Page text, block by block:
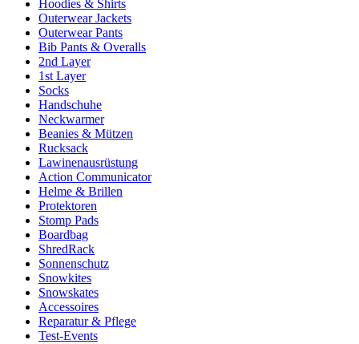
Hoodies & Shirts
Outerwear Jackets
Outerwear Pants
Bib Pants & Overalls
2nd Layer
1st Layer
Socks
Handschuhe
Neckwarmer
Beanies & Mützen
Rucksack
Lawinenausrüstung
Action Communicator
Helme & Brillen
Protektoren
Stomp Pads
Boardbag
ShredRack
Sonnenschutz
Snowkites
Snowskates
Accessoires
Reparatur & Pflege
Test-Events